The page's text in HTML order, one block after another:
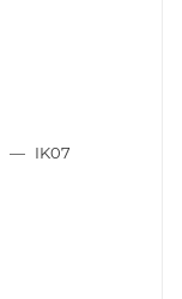
— IK07